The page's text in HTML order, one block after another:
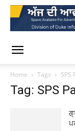
Home Tags SPS
Tag: SPS